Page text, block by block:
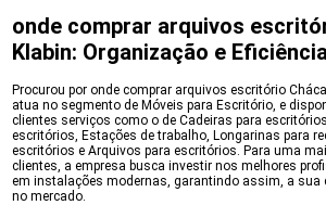
onde comprar arquivos
Klabin: Organização e
Procurou por onde comprar arquivos escritório
atua no segmento de Móveis para Escritório, e
clientes serviços como o de Cadeiras para
escritórios, Estações de trabalho, Longarinas para
escritórios e Arquivos para escritórios. Para uma
clientes, a empresa busca investir nos melhores
em instalações modernas, garantindo assim, a sua
no mercado.